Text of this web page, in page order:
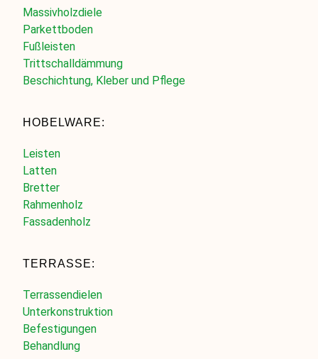
Massivholzdiele
Parkettboden
Fußleisten
Trittschalldämmung
Beschichtung, Kleber und Pflege
HOBELWARE:
Leisten
Latten
Bretter
Rahmenholz
Fassadenholz
TERRASSE:
Terrassendielen
Unterkonstruktion
Befestigungen
Behandlung